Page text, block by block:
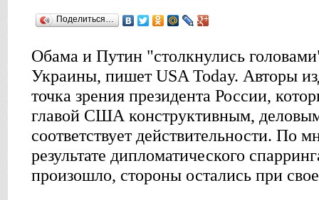
Поделиться…
Обама и Путин "столкнулись
Украины, пишет USA Today. Авторы
точка зрения президента России,
главой США конструктивным,
соответствует действительности. По
результате дипломатического
произошло, стороны остались при